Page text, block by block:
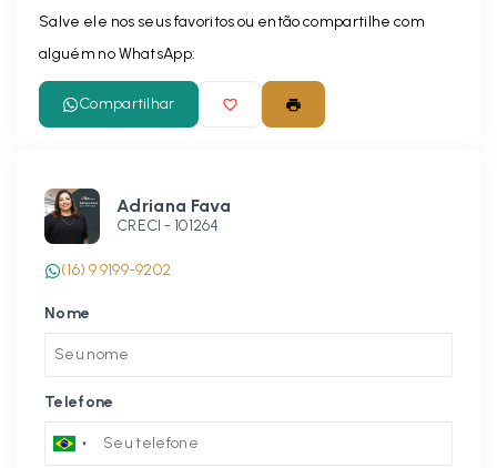
Salve ele nos seus favoritos ou então compartilhe com
alguém no WhatsApp:
Compartilhar
Adriana Fava
CRECI - 101264
(16) 9 9199-9202
Nome
Telefone